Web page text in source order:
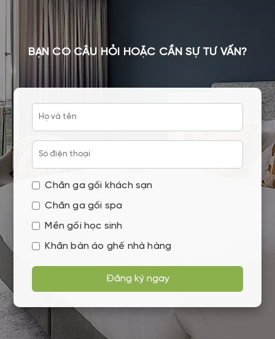
BẠN CÓ CÂU HỎI HOẶC CẦN SỰ TƯ VẤN?
Chăn ga gối khách sạn
Chăn ga gối spa
Mền gối học sinh
Khăn bàn áo ghế nhà hàng
Đăng ký ngay